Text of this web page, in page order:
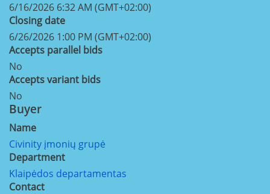
6/16/2026 6:32 AM (GMT+02:00)
Closing date
6/26/2026 1:00 PM (GMT+02:00)
Accepts parallel bids
No
Accepts variant bids
No
Buyer
Name
Civinity įmonių grupė
Department
Klaipėdos departamentas
Contact